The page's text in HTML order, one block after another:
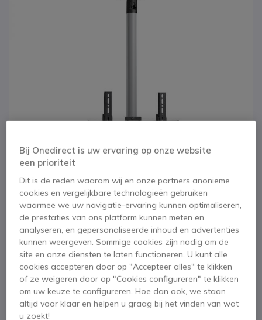
Vogel's Opzetstuk
CT241544S
SKU VOGCT241544S // Referentie fabrikant: CT241544S
360° draaibare plafondbeugel met elegant
ontwerp in zilver voor schermen tot 65
Ga naar het begin van de afbeeldingen-gallerij
Bij Onedirect is uw ervaring op onze website
een prioriteit
Dit is de reden waarom wij en onze partners anonieme
cookies en vergelijkbare technologieën gebruiken
waarmee we uw navigatie-ervaring kunnen optimaliseren,
de prestaties van ons platform kunnen meten en
analyseren, en gepersonaliseerde inhoud en advertenties
kunnen weergeven. Sommige cookies zijn nodig om de
site en onze diensten te laten functioneren. U kunt alle
cookies accepteren door op "Accepteer alles" te klikken
of ze weigeren door op "Cookies configureren" te klikken
om uw keuze te configureren. Hoe dan ook, we staan
altijd voor klaar en helpen u graag bij het vinden van wat
u zoekt!